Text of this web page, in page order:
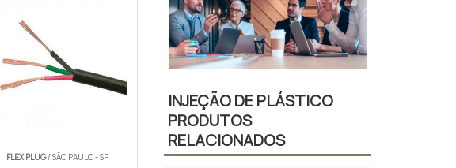
FLEX PLUG/ SÃO PAULO - SP
INJEÇÃO DE PLÁSTICO
PRODUTOS
RELACIONADOS